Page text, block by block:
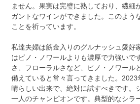
ません。果実は完璧に熟しており、繊細
ガントなワインができました。このよう
ことを祈っています。
私達夫婦は筋金入りのグルナッシュ愛好
はピノ・ノワールよりも濃厚で力強いで
さ、フローラルさなど、ピノ・ノワール
備えていると常々言ってきました。
晴らしい出来で、絶対に試すべきです。
一人のチャンピオンです。典型的なシラ